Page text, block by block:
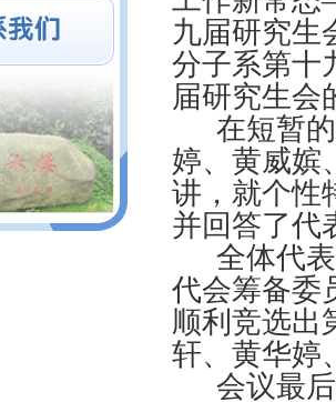
九届研究生
分子系第十
届研究生会
在短暂
婷、黄威嫔
讲，就个性
并回答了代
全体代
代会筹备委
顺利竞选出
轩、黄华婷
会议最